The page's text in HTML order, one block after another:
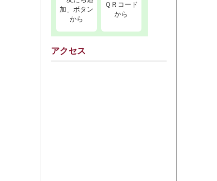
加」ボタン
から
ＱＲコード
から
アクセス